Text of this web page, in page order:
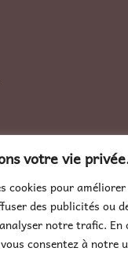
votre vie
cookies pour
des publicités ou
notre trafic.
consentez à notre